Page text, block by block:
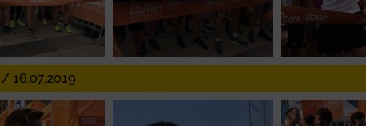
16.07.2019